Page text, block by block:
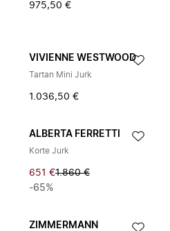
975,50 €
VIVIENNE WESTWOOD
Tartan Mini Jurk
1.036,50 €
ALBERTA FERRETTI
Korte Jurk
651 €1.860 €
-65%
ZIMMERMANN